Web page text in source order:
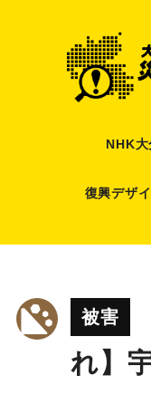
NHK
復興デザ
被害
れ】